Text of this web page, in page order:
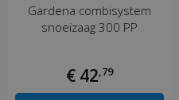
Gardena combisystem
snoeizaag 300 PP
€ 42,79